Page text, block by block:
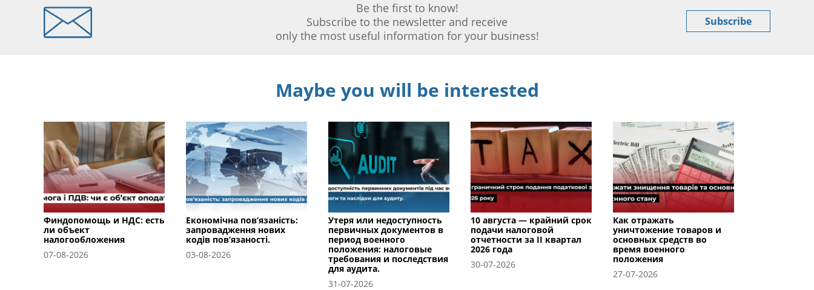
Be the first to know!
Subscribe to the newsletter and receive
only the most useful information for your business!
Subscribe
Maybe you will be interested
Финдопомощь и НДС: есть
ли объект
налогообложения
07-08-2026
Економічна пов’язаність:
запровадження нових
кодів пов’язаності.
03-08-2026
Утеря или недоступность
первичных документов в
период военного
положения: налоговые
требования и последствия
для аудита.
31-07-2026
10 августа — крайний срок
подачи налоговой
отчетности за II квартал
2026 года
30-07-2026
Как отражать
уничтожение товаров и
основных средств во
время военного
положения
27-07-2026